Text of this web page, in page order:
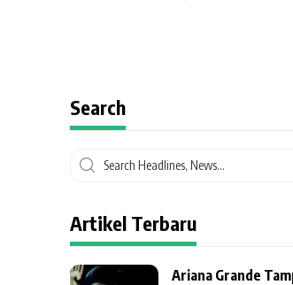
Search
Artikel Terbaru
Ariana Grande